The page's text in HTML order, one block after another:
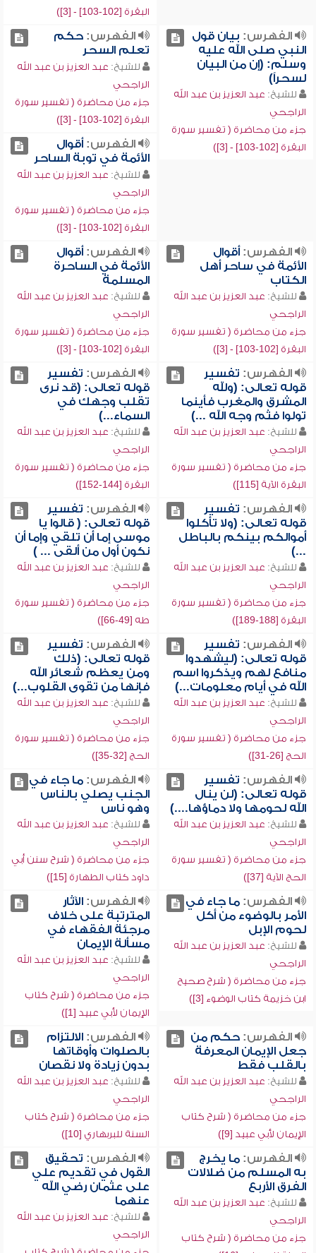
البقرة [102-103] - [3])
الفهرس: بيان قول
النبي صلى الله عليه
وسلم: (إن من البيان
لسحراً)
للشيخ: عبد العزيز بن عبد الله
الراجحي
جزء من محاضرة ( تفسير سورة
البقرة [102-103] - [3])
الفهرس:حكم
تعلم السحر
للشيخ: عبد العزيز بن عبد الله
الراجحي
جزء من محاضرة ( تفسير سورة
البقرة [102-103] - [3])
الفهرس:أقوال
الأئمة في توبة الساحر
للشيخ: عبد العزيز بن عبد الله
الراجحي
جزء من محاضرة ( تفسير سورة
البقرة [102-103] - [3])
الفهرس:أقوال
الأئمة في ساحر أهل
الكتاب
للشيخ: عبد العزيز بن عبد الله
الراجحي
جزء من محاضرة ( تفسير سورة
البقرة [102-103] - [3])
الفهرس:أقوال
الأئمة في الساحرة
المسلمة
للشيخ: عبد العزيز بن عبد الله
الراجحي
جزء من محاضرة ( تفسير سورة
البقرة [102-103] - [3])
الفهرس: تفسير
قوله تعالى: (ولله
المشرق والمغرب فأينما
تولوا فثم وجه الله ...)
للشيخ: عبد العزيز بن عبد الله
الراجحي
جزء من محاضرة ( تفسير سورة
البقرة الآية [115])
الفهرس: تفسير
قوله تعالى: (قد نرى
تقلب وجهك في
السماء...)
للشيخ: عبد العزيز بن عبد الله
الراجحي
جزء من محاضرة ( تفسير سورة
البقرة [144-152])
الفهرس: تفسير
قوله تعالى: (ولا تأكلوا
أموالكم بينكم بالباطل
...)
للشيخ: عبد العزيز بن عبد الله
الراجحي
جزء من محاضرة ( تفسير سورة
البقرة [188-189])
الفهرس: تفسير
قوله تعالى: ( قالوا يا
موسى إما أن تلقي وإما أن
نكون أول من ألقى ... )
للشيخ: عبد العزيز بن عبد الله
الراجحي
جزء من محاضرة ( تفسير سورة
طه [49-66])
الفهرس: تفسير
قوله تعالى: (ليشهدوا
منافع لهم ويذكروا اسم
الله في أيام معلومات...)
للشيخ: عبد العزيز بن عبد الله
الراجحي
جزء من محاضرة ( تفسير سورة
الحج [26-31])
الفهرس: تفسير
قوله تعالى: (ذلك
ومن يعظم شعائر الله
فإنها من تقوى القلوب...)
للشيخ: عبد العزيز بن عبد الله
الراجحي
جزء من محاضرة ( تفسير سورة
الحج [32-35])
الفهرس: تفسير
قوله تعالى: (لن ينال
الله لحومها ولا دماؤها....)
للشيخ: عبد العزيز بن عبد الله
الراجحي
جزء من محاضرة ( تفسير سورة
الحج الآية [37])
الفهرس:ما جاء في
الجنب يصلي بالناس
وهو ناس
للشيخ: عبد العزيز بن عبد الله
الراجحي
جزء من محاضرة ( شرح سنن أبي
داود كتاب الطهارة [15])
الفهرس:ما جاء في
الأمر بالوضوء من أكل
لحوم الإبل
للشيخ: عبد العزيز بن عبد الله
الراجحي
جزء من محاضرة ( شرح صحيح
ابن خزيمة كتاب الوضوء [3])
الفهرس:الآثار
المترتبة على خلاف
مرجئة الفقهاء في
مسألة الإيمان
للشيخ: عبد العزيز بن عبد الله
الراجحي
جزء من محاضرة ( شرح كتاب
الإيمان لأبي عبيد [1])
الفهرس:حكم من
جعل الإيمان المعرفة
بالقلب فقط
للشيخ: عبد العزيز بن عبد الله
الراجحي
جزء من محاضرة ( شرح كتاب
الإيمان لأبي عبيد [9])
الفهرس:الالتزام
بالصلوات وأوقاتها
بدون زيادة ولا نقصان
للشيخ: عبد العزيز بن عبد الله
الراجحي
جزء من محاضرة ( شرح كتاب
السنة للبربهاري [10])
الفهرس:ما يخرج
به المسلم من ضلالات
الفرق الأربع
للشيخ: عبد العزيز بن عبد الله
الراجحي
جزء من محاضرة ( شرح كتاب
الفهرس: تحقيق
القول في تقديم علي
على عثمان رضي الله
عنهما
للشيخ: عبد العزيز بن عبد الله
الراجحي